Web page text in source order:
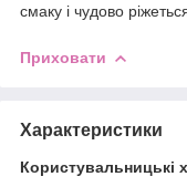
смаку і чудово
Приховати
Характеристики
Користувальницькі